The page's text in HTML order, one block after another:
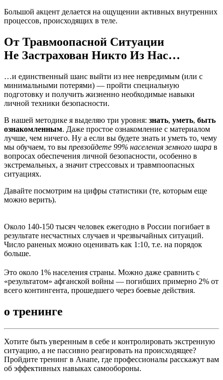
Большой акцент делается на ощущении активных внутренних
процессов, происходящих в теле.
От Травмоопасной Ситуации
Не Застрахован Никто Из Нас…
…и единственный шанс выйти из нее невредимым (или с
минимальными потерями) — пройти специальную
подготовку и получить жизненно необходимые навыки
личной техники безопасности.
В нашей методике я выделяю три уровня: знать, уметь, быть
ознакомленным. Даже простое ознакомление с материалом
лучше, чем ничего. Ну а если вы будете знать и уметь то, чему
мы обучаем, то вы превзойдете 99% населения земного шара в
вопросах обеспечения личной безопасности, особенно в
экстремальных, а значит стрессовых и травмпоопасных
ситуациях.
Давайте посмотрим на цифры статистики (те, которым еще
можно верить).
Около 140-150 тысяч человек ежегодно в России погибает в
результате несчастных случаев и чрезвычайных ситуаций.
Число раненых можно оценивать как 1:10, т.е. на порядок
больше.
Это около 1% населения страны. Можно даже сравнить с
«результатом» афганской войны — погибших примерно 2% от
всего контингента, прошедшего через боевые действия.
о тренинге
Хотите быть уверенным в себе и контролировать экстренную
ситуацию, а не пассивно реагировать на происходящее?
Пройдите тренинг в Анапе, где профессионалы расскажут вам
об эффективных навыках самообороны.